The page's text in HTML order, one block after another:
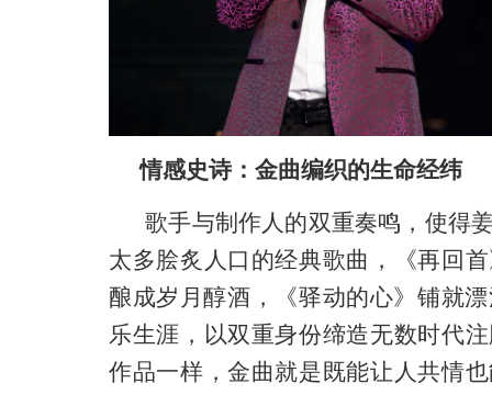
情感史诗：金曲编织的生命经纬
歌手与制作人的双重奏鸣，使得
太多脍炙人口的经典歌曲，《再回
酿成岁月醇酒，《驿动的心》铺就
乐生涯，以双重身份缔造无数时代
作品一样，金曲就是既能让人共情